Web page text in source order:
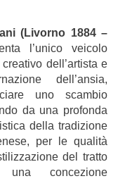
(Livorno 1884 –
l’unico veicolo
dell’artista e
dell’ansia,
uno scambio
da una profonda
della tradizione
per le qualità
del tratto
concezione